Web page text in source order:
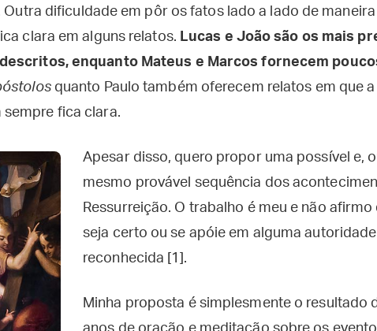
Outra dificuldade em pôr os fatos lado a lado de
clara em alguns relatos. Lucas e João são os mais
enquanto Mateus e Marcos fornecem
quanto Paulo também oferecem relatos em que
fica clara.
Apesar disso, quero propor uma possível e,
mesmo provável sequência dos
Ressurreição. O trabalho é meu e não
seja certo ou se apóie em alguma
reconhecida [1].
Minha proposta é simplesmente o resultado